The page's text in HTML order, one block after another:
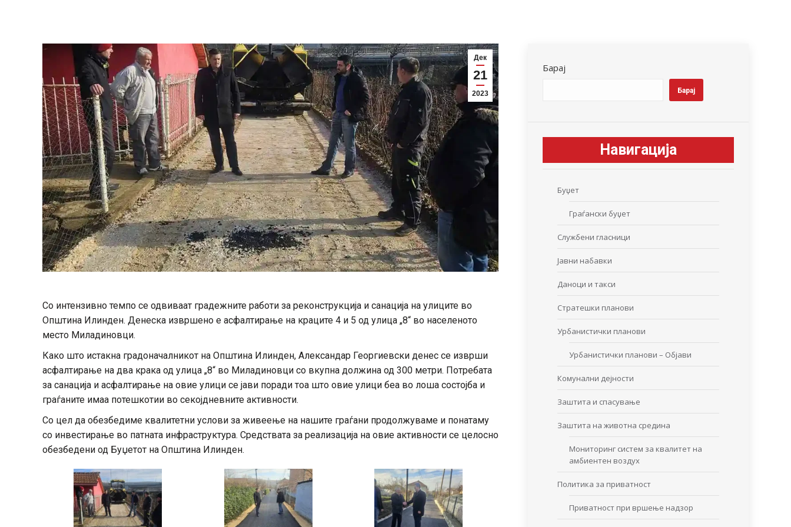
Дек
21
2023
Со интензивно темпо се одвиваат градежните работи за реконструкција и санација на улиците во
Општина Илинден. Денеска извршено е асфалтирање на краците 4 и 5 од улица „8“ во населеното
место Миладиновци.
Како што истакна градоначалникот на Општина Илинден, Александар Георгиевски денес се изврши
асфалтирање на два крака од улица „8“ во Миладиновци со вкупна должина од 300 метри. Потребата
за санација и асфалтирање на овие улици се јави поради тоа што овие улици беа во лоша состојба и
граѓаните имаа потешкотии во секојдневните активности.
Со цел да обезбедиме квалитетни услови за живеење на нашите граѓани продолжуваме и понатаму
со инвестирање во патната инфраструктура. Средствата за реализација на овие активности се целосно
обезбедени од Буџетот на Општина Илинден.
Барај
Барај
Навигација
Буџет
Граѓански буџет
Службени гласници
Јавни набавки
Даноци и такси
Стратешки планови
Урбанистички планови
Урбанистички планови – Објави
Комунални дејности
Заштита и спасување
Заштита на животна средина
Мониторинг систем за квалитет на
амбиентен воздух
Политика за приватност
Приватност при вршење надзор